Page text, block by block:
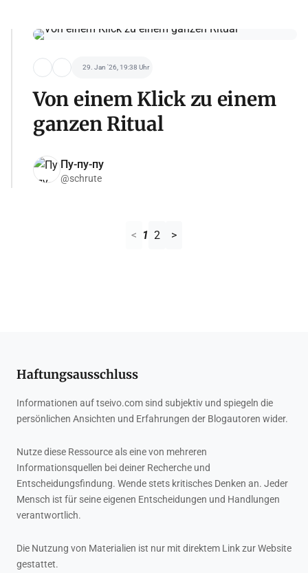
29. Jan '26, 19:38 Uhr
Von einem Klick zu einem
ganzen Ritual
Пу-пу-пу
@schrute
< 1 2 >
Haftungsausschluss
Informationen auf tseivo.com sind subjektiv und spiegeln die
persönlichen Ansichten und Erfahrungen der Blogautoren wider.
Nutze diese Ressource als eine von mehreren
Informationsquellen bei deiner Recherche und
Entscheidungsfindung. Wende stets kritisches Denken an. Jeder
Mensch ist für seine eigenen Entscheidungen und Handlungen
verantwortlich.
Die Nutzung von Materialien ist nur mit direktem Link zur Website
gestattet.